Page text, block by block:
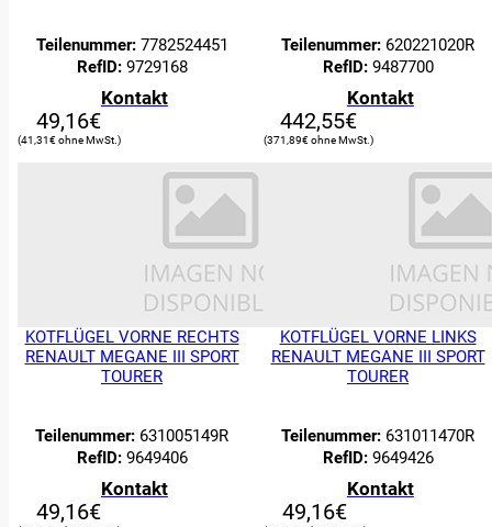
Filter
Teilenummer:7782524451
RefID:9729168
Kontakt
49,16€
41,31€
Teilenummer: 620221020R
RefID:9487700
Kontakt
442,55€
371,89€
KOTFLÜGEL VORNE RECHTS
RENAULT MEGANE III SPORT
TOURER
Teilenummer: 631005149R
RefID:9649406
Kontakt
49,16€
KOTFLÜGEL VORNE LINKS
RENAULT MEGANE III SPORT
TOURER
Teilenummer: 631011470R
RefID:9649426
Kontakt
49,16€